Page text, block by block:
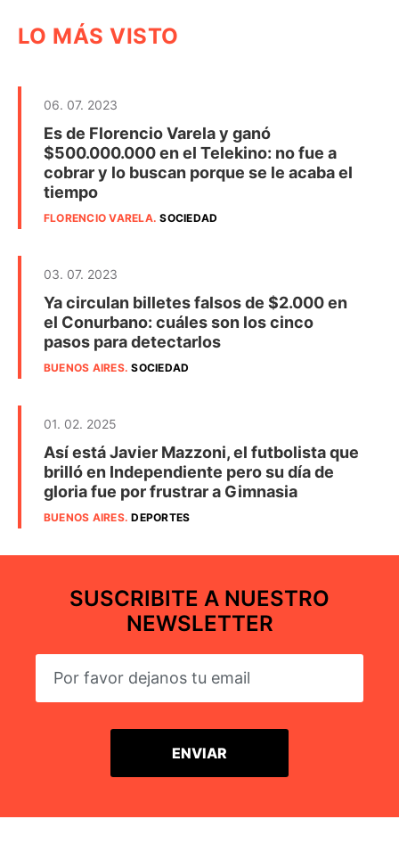
LO MÁS VISTO
06. 07. 2023
Es de Florencio Varela y ganó
$500.000.000 en el Telekino: no fue a
cobrar y lo buscan porque se le acaba el
tiempo
FLORENCIO VARELA.SOCIEDAD
03. 07. 2023
Ya circulan billetes falsos de $2.000 en
el Conurbano: cuáles son los cinco
pasos para detectarlos
BUENOS AIRES.SOCIEDAD
01. 02. 2025
Así está Javier Mazzoni, el futbolista que
brilló en Independiente pero su día de
gloria fue por frustrar a Gimnasia
BUENOS AIRES.DEPORTES
SUSCRIBITE A NUESTRO
NEWSLETTER